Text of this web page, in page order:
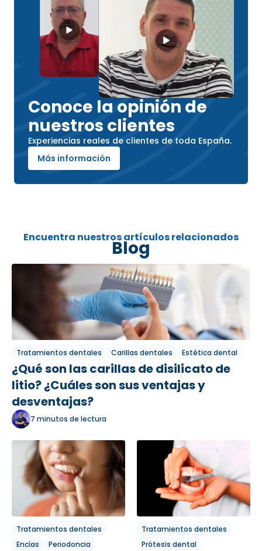
Conoce la opinión de
nuestros clientes
Experiencias reales de clientes de toda España.
Más información
Encuentra nuestros artículos relacionados
Blog
Tratamientos dentales Carillas dentales Estética dental
¿Qué son las carillas de disilicato de
litio? ¿Cuáles son sus ventajas y
desventajas?
7 minutos de lectura
Tratamientos dentales
Encías
Periodoncia
Tratamientos dentales
Prótesis dental